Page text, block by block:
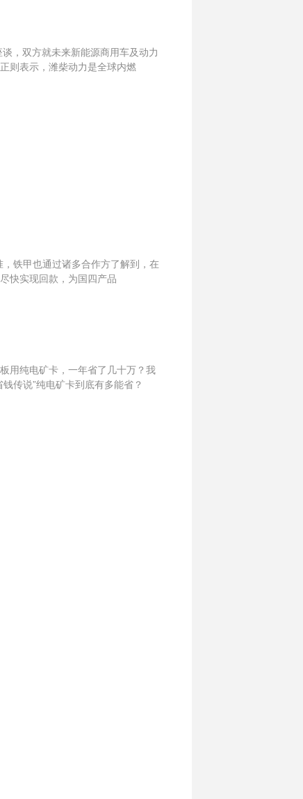
，双方就未来新能源商用车及动力
则表示，潍柴动力是全球内燃
铁甲也通过诸多合作方了解到，在
快实现回款，为国四产品
用纯电矿卡，一年省了几十万？我
传说”纯电矿卡到底有多能省？